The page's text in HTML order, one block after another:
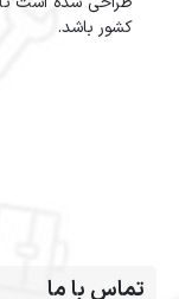
کشور باشد.
تماس با ما